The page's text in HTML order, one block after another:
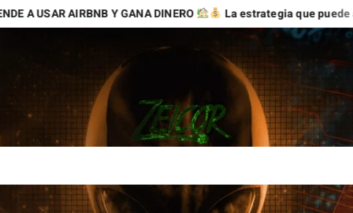
Y GANA DINERO La estrategia que puede abrirte nuevas